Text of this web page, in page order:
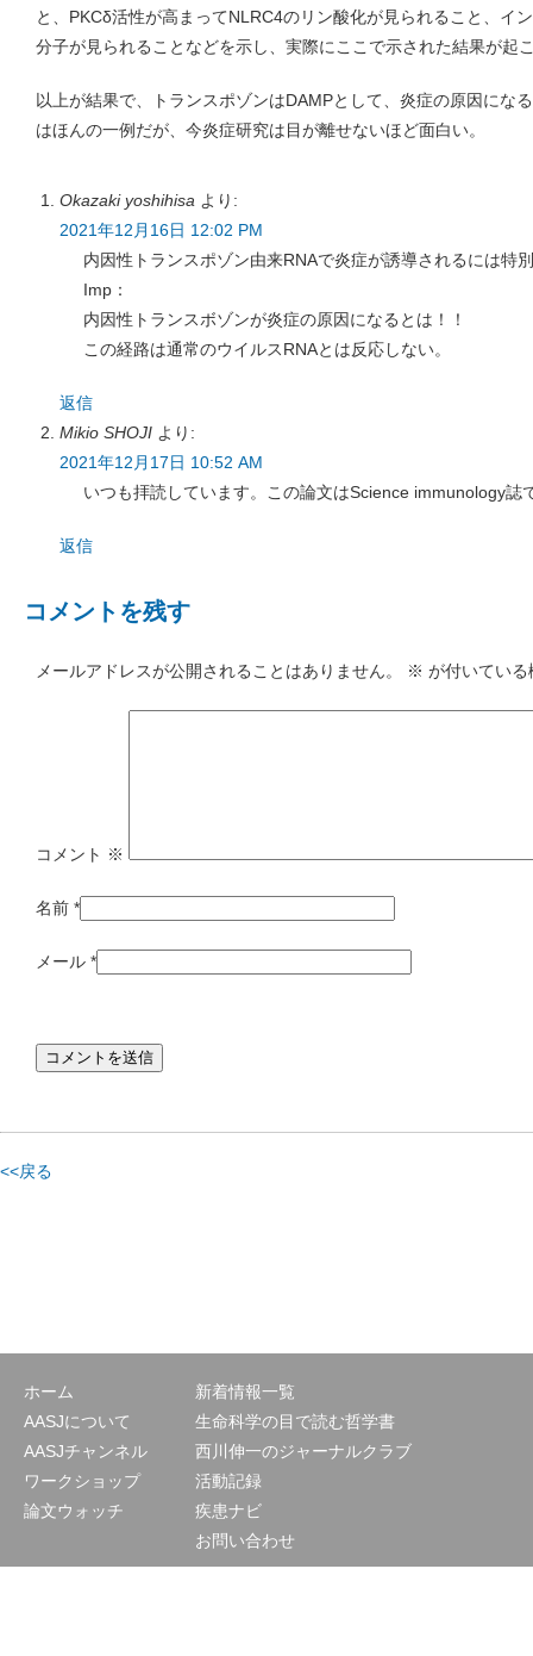
と、PKCδ活性が高まってNLRC4のリン酸化が見られること、イ
分子が見られることなどを示し、実際にここで示された結果が起
以上が結果で、トランスポゾンはDAMPとして、炎症の原因にな
はほんの一例だが、今炎症研究は目が離せないほど面白い。
Okazaki yoshihisa より:
2021年12月16日 12:02 PM
内因性トランスポゾン由来RNAで炎症が誘導されるには特
Imp：
内因性トランスボゾンが炎症の原因になるとは！！
この経路は通常のウイルスRNAとは反応しない。
返信
Mikio SHOJI より:
2021年12月17日 10:52 AM
いつも拝読しています。この論文はScience immunology誌
返信
コメントを残す
メールアドレスが公開されることはありません。 ※ が付いてい
コメント ※
名前 *
メール *
<<戻る
ホーム
AASJについて
AASJチャンネル
ワークショップ
論文ウォッチ
新着情報一覧
生命科学の目で読む哲学書
西川伸一のジャーナルクラブ
活動記録
疾患ナビ
お問い合わせ